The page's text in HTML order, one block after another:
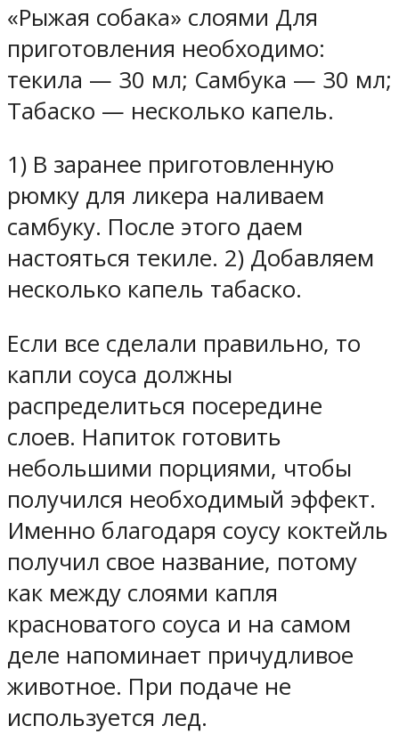
«Рыжая собака» слоями Для
приготовления необходимо:
текила — 30 мл; Самбука — 30 мл;
Табаско — несколько капель.
1) В заранее приготовленную
рюмку для ликера наливаем
самбуку. После этого даем
настояться текиле. 2) Добавляем
несколько капель табаско.
Если все сделали правильно, то
капли соуса должны
распределиться посередине
слоев. Напиток готовить
небольшими порциями, чтобы
получился необходимый эффект.
Именно благодаря соусу коктейль
получил свое название, потому
как между слоями капля
красноватого соуса и на самом
деле напоминает причудливое
животное. При подаче не
используется лед.